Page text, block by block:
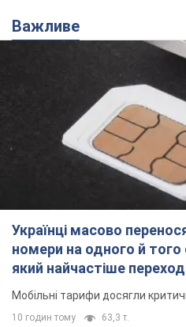
10 годин тому
Українців планують
квартир: "слуга народу"
хто ухвалюватиме
знесення будинків
Чому хочуть зносити оселі
58,1 т.
Українці масово купують
авто: скільки коштує
найпопулярніша модель
Які марки автомобілів воліють
мешканці України
11 годин тому 37,4 т.